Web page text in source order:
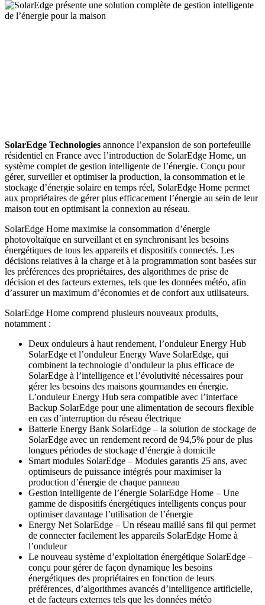
SolarEdge Technologies annonce l’expansion de son portefeuille
résidentiel en France avec l’introduction de SolarEdge Home, un
système complet de gestion intelligente de l’énergie. Conçu pour
gérer, surveiller et optimiser la production, la consommation et le
stockage d’énergie solaire en temps réel, SolarEdge Home permet
aux propriétaires de gérer plus efficacement l’énergie au sein de leur
maison tout en optimisant la connexion au réseau.
SolarEdge Home maximise la consommation d’énergie
photovoltaïque en surveillant et en synchronisant les besoins
énergétiques de tous les appareils et dispositifs connectés. Les
décisions relatives à la charge et à la programmation sont basées sur
les préférences des propriétaires, des algorithmes de prise de
décision et des facteurs externes, tels que les données météo, afin
d’assurer un maximum d’économies et de confort aux utilisateurs.
SolarEdge Home comprend plusieurs nouveaux produits,
notamment :
Deux onduleurs à haut rendement, l’onduleur Energy Hub
SolarEdge et l’onduleur Energy Wave SolarEdge, qui
combinent la technologie d’onduleur la plus efficace de
SolarEdge à l’intelligence et l’évolutivité nécessaires pour
gérer les besoins des maisons gourmandes en énergie.
L’onduleur Energy Hub sera compatible avec l’interface
Backup SolarEdge pour une alimentation de secours flexible
en cas d’interruption du réseau électrique
Batterie Energy Bank SolarEdge – la solution de stockage de
SolarEdge avec un rendement record de 94,5% pour de plus
longues périodes de stockage d’énergie à domicile
Smart modules SolarEdge – Modules garantis 25 ans, avec
optimiseurs de puissance intégrés pour maximiser la
production d’énergie de chaque panneau
Gestion intelligente de l’énergie SolarEdge Home – Une
gamme de dispositifs énergétiques intelligents conçus pour
optimiser davantage l’utilisation de l’énergie
Energy Net SolarEdge – Un réseau maillé sans fil qui permet
de connecter facilement les appareils SolarEdge Home à
l’onduleur
Le nouveau système d’exploitation énergétique SolarEdge –
conçu pour gérer de façon dynamique les besoins
énergétiques des propriétaires en fonction de leurs
préférences, d’algorithmes avancés d’intelligence artificielle,
et de facteurs externes tels que les données météo